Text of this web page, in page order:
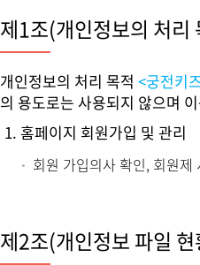
제1조(개인정보의 처리
개인정보의 처리 목적 <궁전키
의 용도로는 사용되지 않으며
1. 홈페이지 회원가입 및 관리
회원 가입의사 확인, 회원
제2조(개인정보 파일 현